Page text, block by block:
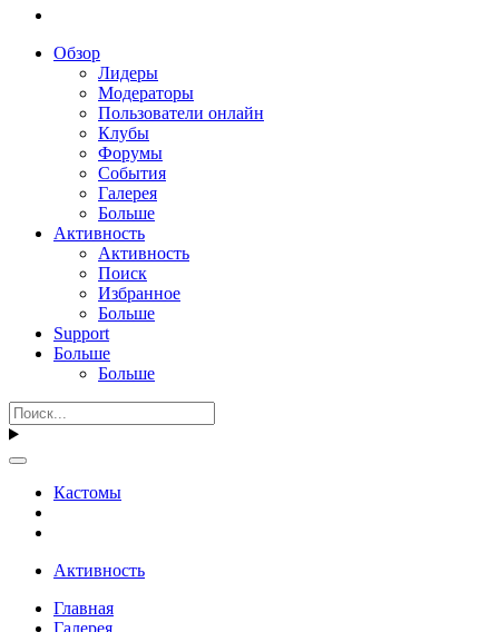
Обзор
Лидеры
Модераторы
Пользователи онлайн
Клубы
Форумы
События
Галерея
Больше
Активность
Активность
Поиск
Избранное
Больше
Support
Больше
Больше
Кастомы
Активность
Главная
Галерея